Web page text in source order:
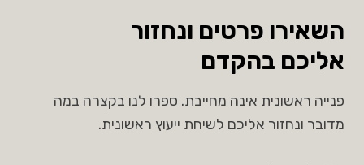
השאירו פרטים ונחזור
אליכם בהקדם
פנייה ראשונית אינה מחייבת. ספרו לנו בקצרה במה
מדובר ונחזור אליכם לשיחת ייעוץ ראשונית.